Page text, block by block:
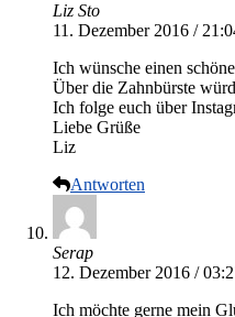
Liz Sto
11. Dezember 2016 /
Ich wünsche einen
Über die Zahnbürste
Ich folge euch über
Liebe Grüße
Liz
Antworten
Serap
12. Dezember 2016 /
Ich möchte gerne mein